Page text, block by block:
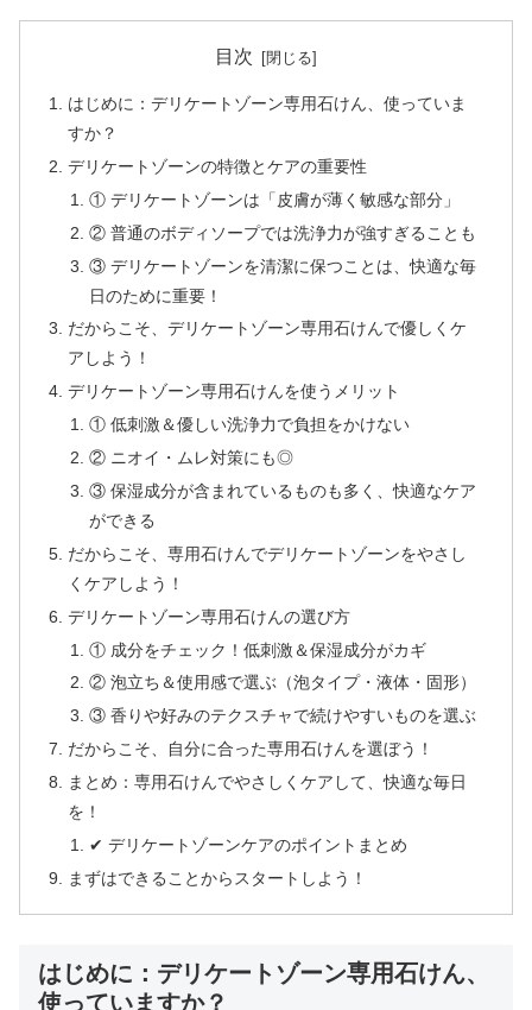
目次
はじめに：デリケートゾーン専用石けん、使っていま
すか？
デリケートゾーンの特徴とケアの重要性
① デリケートゾーンは「皮膚が薄く敏感な部分」
② 普通のボディソープでは洗浄力が強すぎることも
③ デリケートゾーンを清潔に保つことは、快適な毎
日のために重要！
だからこそ、デリケートゾーン専用石けんで優しくケ
アしよう！
デリケートゾーン専用石けんを使うメリット
① 低刺激＆優しい洗浄力で負担をかけない
② ニオイ・ムレ対策にも◎
③ 保湿成分が含まれているものも多く、快適なケア
ができる
だからこそ、専用石けんでデリケートゾーンをやさし
くケアしよう！
デリケートゾーン専用石けんの選び方
① 成分をチェック！低刺激＆保湿成分がカギ
② 泡立ち＆使用感で選ぶ（泡タイプ・液体・固形）
③ 香りや好みのテクスチャで続けやすいものを選ぶ
だからこそ、自分に合った専用石けんを選ぼう！
まとめ：専用石けんでやさしくケアして、快適な毎日
を！
✔ デリケートゾーンケアのポイントまとめ
まずはできることからスタートしよう！
はじめに：デリケートゾーン専用石けん、
使っていますか？